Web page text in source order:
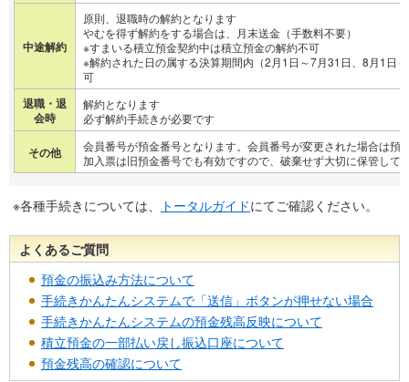
中途解約
原則、退職時の解約となります
やむを得ず解約をする場合は、月末送金（手数料不要）
※すまいる積立預金契約中は積立預金の解約不可
※解約された日の属する決算期間内（2月1日～7月31日、8月1日
可
退職・退
会時
解約となります
必ず解約手続きが必要です
その他
会員番号が預金番号となります。会員番号が変更された場合は預
加入票は旧預金番号でも有効ですので、破棄せず大切に保管して
※各種手続きについては、 トータルガイドにてご確認ください。
よくあるご質問
預金の振込み方法について
手続きかんたんシステムで「送信」ボタンが押せない場合
手続きかんたんシステムの預金残高反映について
積立預金の一部払い戻し振込口座について
預金残高の確認について